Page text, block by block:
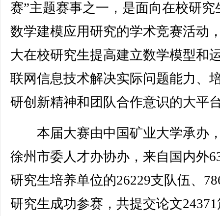
赛”主题赛事之一，是面向在校研究
数学建模应用研究的学术竞赛活动
大在校研究生提高建立数学模型和
联网信息技术解决实际问题能力、
研创新精神和团队合作意识的大平
本届大赛由中国矿业大学承办
徐州市委人才办协办，来自国内外
研究生培养单位的26229支队伍、
研究生成功参赛，共提交论文